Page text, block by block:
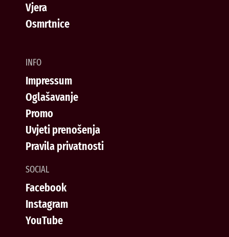
Vjera
Osmrtnice
INFO
Impressum
Oglašavanje
Promo
Uvjeti prenošenja
Pravila privatnosti
SOCIAL
Facebook
Instagram
YouTube